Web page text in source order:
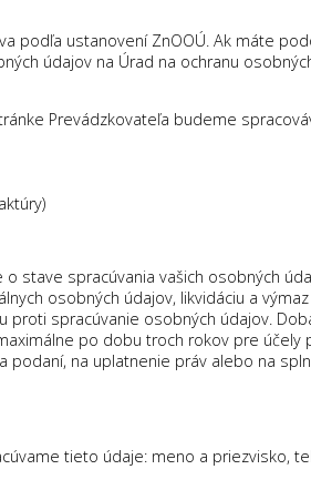
podľa ustanovení ZnOOÚ. Ak máte
údajov na Úrad na ochranu
Prevádzkovateľa budeme
stave spracúvania vašich osobných
osobných údajov, likvidáciu a
spracúvanie osobných údajov.
po dobu troch rokov pre
na uplatnenie práv alebo na
tieto údaje: meno a priezvisko,